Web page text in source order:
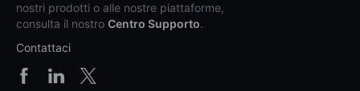
nostri prodotti o alle nostre piattaforme,
consulta il nostro Centro Supporto.
Contattaci